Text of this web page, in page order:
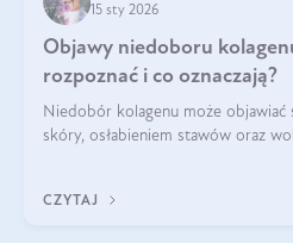
15 sty 2026
Objawy niedoboru
rozpoznać i co oznaczają?
Niedobór kolagenu może
skóry, osłabieniem stawów oraz
osłabienie włosów.
CZYTAJ